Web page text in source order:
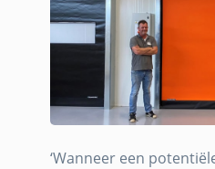
‘Wanneer een